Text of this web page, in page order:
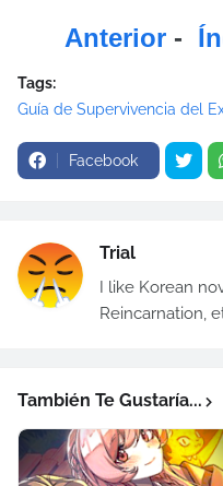
Anterior -
Tags:
Guía de Supervivencia del
Facebook
Trial
I like Korean
Reincarnation,
También Te Gustaría...